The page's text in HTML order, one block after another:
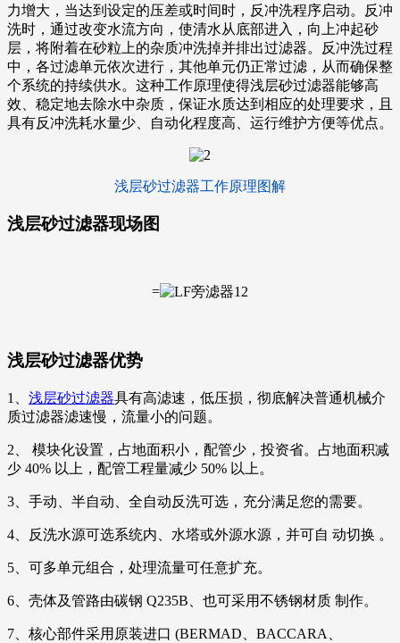
力增大，当达到设定的压差或时间时，反冲洗程序启动。反冲
洗时，通过改变水流方向，使清水从底部进入，向上冲起砂
层，将附着在砂粒上的杂质冲洗掉并排出过滤器。反冲洗过程
中，各过滤单元依次进行，其他单元仍正常过滤，从而确保整
个系统的持续供水。这种工作原理使得浅层砂过滤器能够高
效、稳定地去除水中杂质，保证水质达到相应的处理要求，且
具有反冲洗耗水量少、自动化程度高、运行维护方便等优点。
浅层砂过滤器工作原理图解
浅层砂过滤器现场图
=
浅层砂过滤器优势
1、 浅层砂过滤器具有高滤速，低压损，彻底解决普通机械介
质过滤器滤速慢，流量小的问题。
2、 模块化设置，占地面积小，配管少，投资省。占地面积减
少 40% 以上，配管工程量减少 50% 以上。
3、手动、半自动、全自动反洗可选，充分满足您的需要。
4、反洗水源可选系统内、水塔或外源水源，并可自 动切换 。
5、可多单元组合，处理流量可任意扩充。
6、壳体及管路由碳钢 Q235B、也可采用不锈钢材质 制作。
7、核心部件采用原装进口 (BERMAD、BACCARA、